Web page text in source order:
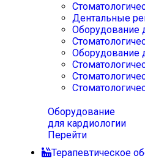
Дентальные
Оборудование
Оборудование
Оборудование
для кардиологии
Перейти
Терапевтическое